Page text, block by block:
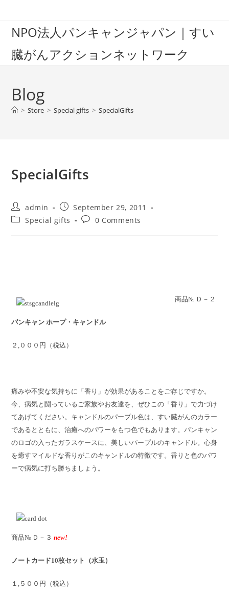
contentNPO法人パンキャンジャパン｜すい
臓がんアクションネットワーク
Blog
> Store > Special gifts > SpecialGifts
SpecialGifts
Post
author:
admin
Post
published:
September 29, 2011
PostSpecial gifts
Post0 Comments
商品№ Ｄ－２
パンキャン ホープ・キャンドル
２,０００円（税込）
痛みや不安な気持ちに「香り」が効果があることをご存じですか。
今、病気と闘っているご家族やお友達を、ぜひこの「香り」で力づけ
てあげてください。キャンドルのパープル色は、すい臓がんのカラー
であるとともに、治癒へのパワーをもつ色でもあります。パンキャン
のロゴの入ったガラスケースに、美しいパープルのキャンドル。心身
を癒すマイルドな香りがこのキャンドルの特徴です。香りと色のパワ
ーで病気に打ち勝ちましょう。
商品№ Ｄ－３new!
ノートカード10枚セット（水玉）
１,５００円（税込）